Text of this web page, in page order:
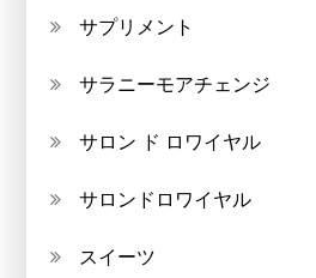
サプリメント
サラニーモアチェンジ
サロン ド ロワイヤル
サロンドロワイヤル
スイーツ